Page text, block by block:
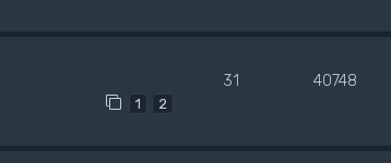
1 2
31 40748